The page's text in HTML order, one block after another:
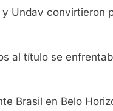
Undav convirtieron
al título se
Brasil en Belo